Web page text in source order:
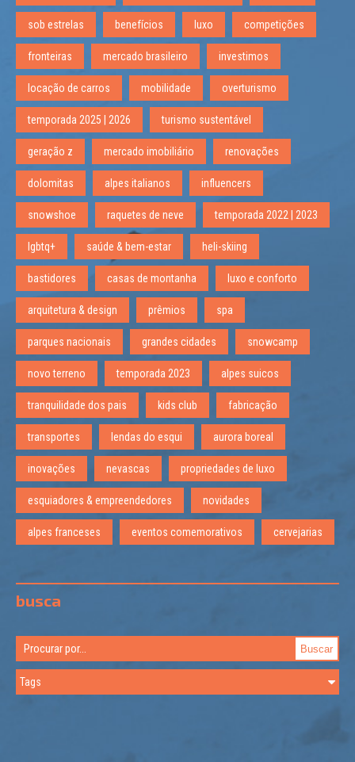
sob estrelas benefícios luxo competições
fronteiras mercado brasileiro investimos
locação de carros mobilidade overturismo
temporada 2025 | 2026 turismo sustentável
geração z mercado imobiliário renovações
dolomitas alpes italianos influencers
snowshoe raquetes de neve temporada 2022 | 2023
lgbtq+ saúde & bem-estar heli-skiing
bastidores casas de montanha luxo e conforto
arquitetura & design prêmios spa
parques nacionais grandes cidades snowcamp
novo terreno temporada 2023 alpes suicos
tranquilidade dos pais kids club fabricação
transportes lendas do esqui aurora boreal
inovações nevascas propriedades de luxo
esquiadores & empreendedores novidades
alpes franceses eventos comemorativos cervejarias
busca